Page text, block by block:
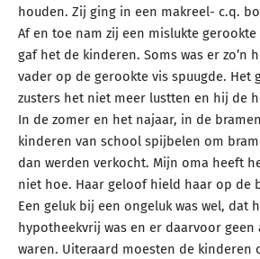
houden. Zij ging in een makreel- c.q.
Af en toe nam zij een mislukte
gaf het de kinderen. Soms was er zo’n
vader op de gerookte vis spuugde. Het
zusters het niet meer lustten en hij de
In de zomer en het najaar, in de
kinderen van school spijbelen om
dan werden verkocht. Mijn oma heeft
niet hoe. Haar geloof hield haar op de
Een geluk bij een ongeluk was wel, dat
hypotheekvrij was en er daarvoor geen
waren. Uiteraard moesten de kinderen